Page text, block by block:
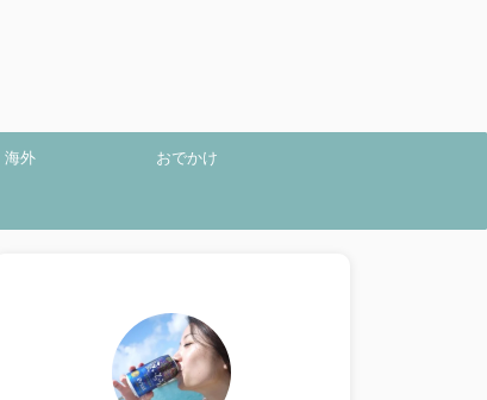
海外 おでかけ